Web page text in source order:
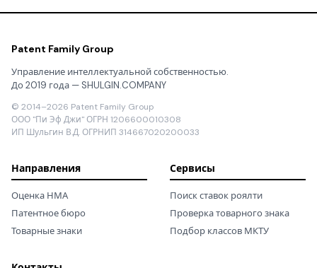
Patent Family Group
Управление интеллектуальной собственностью.
До 2019 года — SHULGIN.COMPANY
© 2014–2026 Patent Family Group
ООО "Пи Эф Джи" ОГРН 1206600010308
ИП Шульгин В.Д. ОГРНИП 314667020200033
Направления
Оценка НМА
Патентное бюро
Товарные знаки
Сервисы
Поиск ставок роялти
Проверка товарного знака
Подбор классов МКТУ